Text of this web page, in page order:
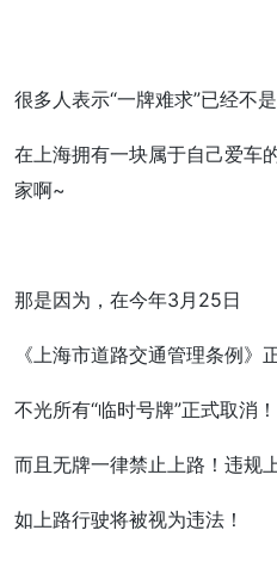
很多人表示“一牌难求”已经不
在上海拥有一块属于自己爱车
家啊~
那是因为，在今年3月25日
《上海市道路交通管理条例》
不光所有“临时号牌”正式取消！
而且无牌一律禁止上路！违规
如上路行驶将被视为违法！